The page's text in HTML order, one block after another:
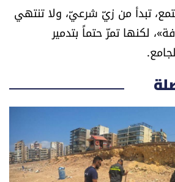
تبدأ من زيّ شرعيّ، ولا تنتهي
لكنها تمرّ حتماً بتدمير